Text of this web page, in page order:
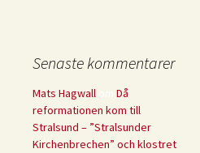
Senaste kommentarer
Mats Hagwall om Då
reformationen kom till
Stralsund – ”Stralsunder
Kirchenbrechen” och klostret